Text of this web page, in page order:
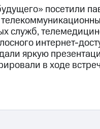
посетили
служб,
интернет-
яркую
в ходе